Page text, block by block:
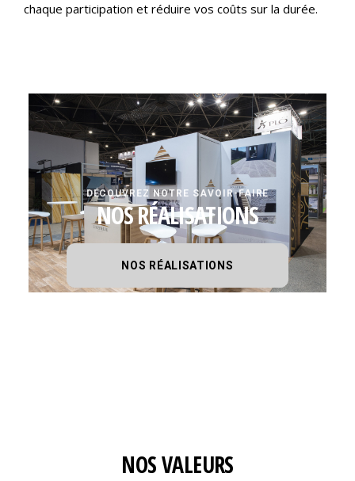
chaque participation et réduire vos coûts sur la durée.
DÉCOUVREZ NOTRE SAVOIR-FAIRE
NOS RÉALISATIONS
NOS RÉALISATIONS
NOS VALEURS